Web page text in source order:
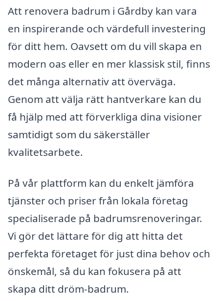
Att renovera badrum i Gårdby kan vara
en inspirerande och värdefull investering
för ditt hem. Oavsett om du vill skapa en
modern oas eller en mer klassisk stil, finns
det många alternativ att överväga.
Genom att välja rätt hantverkare kan du
få hjälp med att förverkliga dina visioner
samtidigt som du säkerställer
kvalitetsarbete.
På vår plattform kan du enkelt jämföra
tjänster och priser från lokala företag
specialiserade på badrumsrenoveringar.
Vi gör det lättare för dig att hitta det
perfekta företaget för just dina behov och
önskemål, så du kan fokusera på att
skapa ditt dröm-badrum.